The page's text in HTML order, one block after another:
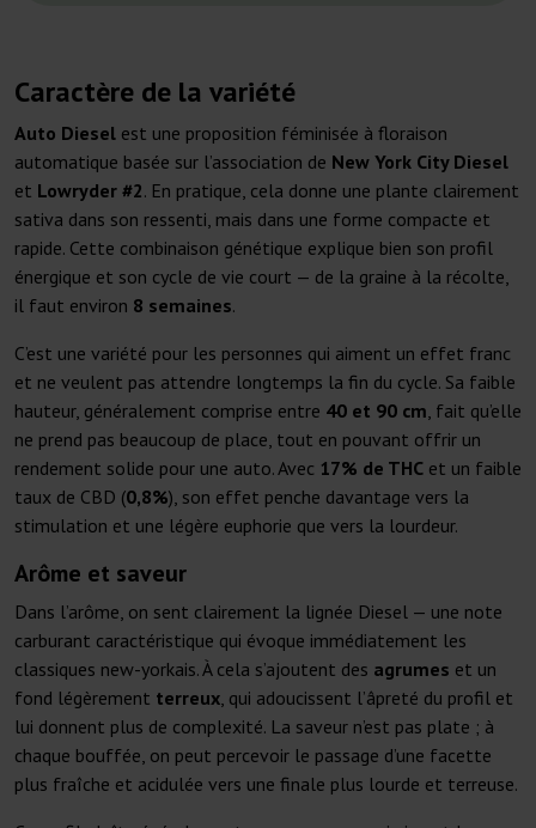
Caractère de la variété
Auto Diesel est une proposition féminisée à floraison
automatique basée sur l’association de New York City Diesel
et Lowryder #2. En pratique, cela donne une plante clairement
sativa dans son ressenti, mais dans une forme compacte et
rapide. Cette combinaison génétique explique bien son profil
énergique et son cycle de vie court — de la graine à la récolte,
il faut environ 8 semaines.
C’est une variété pour les personnes qui aiment un effet franc
et ne veulent pas attendre longtemps la fin du cycle. Sa faible
hauteur, généralement comprise entre 40 et 90 cm, fait qu’elle
ne prend pas beaucoup de place, tout en pouvant offrir un
rendement solide pour une auto. Avec 17% de THC et un faible
taux de CBD (0,8%), son effet penche davantage vers la
stimulation et une légère euphorie que vers la lourdeur.
Arôme et saveur
Dans l’arôme, on sent clairement la lignée Diesel — une note
carburant caractéristique qui évoque immédiatement les
classiques new-yorkais. À cela s’ajoutent des agrumes et un
fond légèrement terreux, qui adoucissent l’âpreté du profil et
lui donnent plus de complexité. La saveur n’est pas plate ; à
chaque bouffée, on peut percevoir le passage d’une facette
plus fraîche et acidulée vers une finale plus lourde et terreuse.